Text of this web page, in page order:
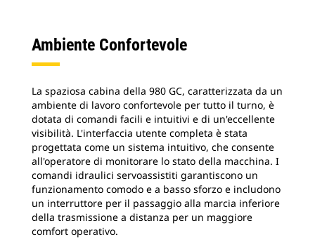
Ambiente Confortevole
La spaziosa cabina della 980 GC, caratterizzata da un
ambiente di lavoro confortevole per tutto il turno, è
dotata di comandi facili e intuitivi e di un'eccellente
visibilità. L'interfaccia utente completa è stata
progettata come un sistema intuitivo, che consente
all'operatore di monitorare lo stato della macchina. I
comandi idraulici servoassistiti garantiscono un
funzionamento comodo e a basso sforzo e includono
un interruttore per il passaggio alla marcia inferiore
della trasmissione a distanza per un maggiore
comfort operativo.